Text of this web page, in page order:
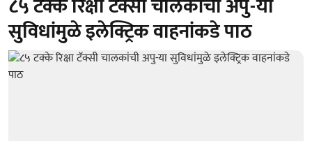
८५ टक्के रिक्षा टॅक्सी चालकांची अपु-या
सुविधांमुळे इलेक्ट्रिक वाहनांकडे पाठ